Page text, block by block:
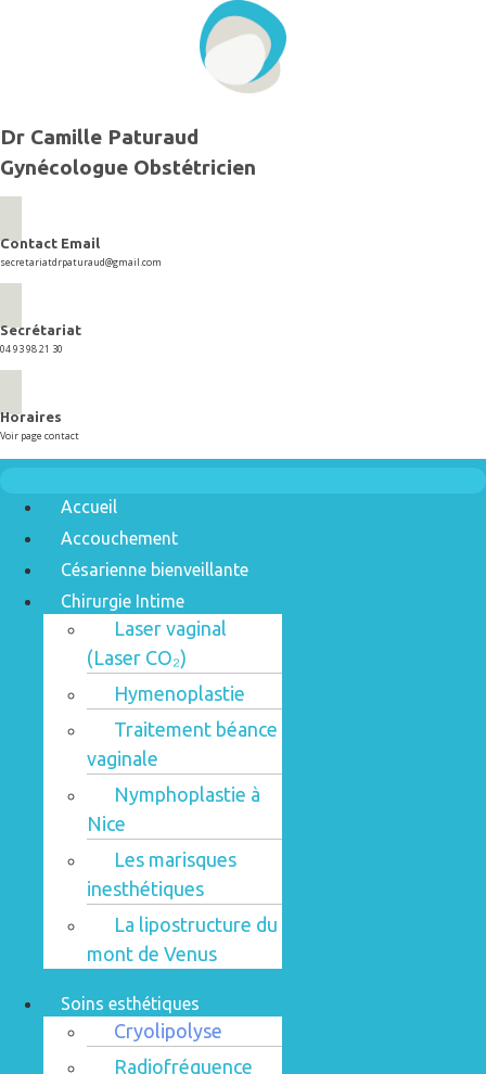
Dr Camille Paturaud
Gynécologue Obstétricien
Contact Email
secretariatdrpaturaud@gmail.com
Secrétariat
04 93 98 21 30
Horaires
Voir page contact
Accueil
Accouchement
Césarienne bienveillante
Chirurgie Intime
Laser vaginal
(Laser CO₂)
Hymenoplastie
Traitement béance
vaginale
Nymphoplastie à
Nice
Les marisques
inesthétiques
La lipostructure du
mont de Venus
Soins esthétiques
Cryolipolyse
Radiofréquence